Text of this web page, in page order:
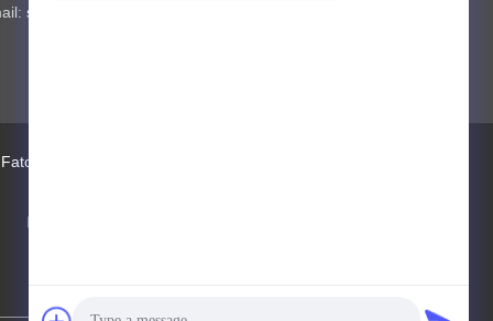
sales1@fluid-valve.com
Fatory Tour
No.66 Changxin Rd., Yuyao, Ningbo,